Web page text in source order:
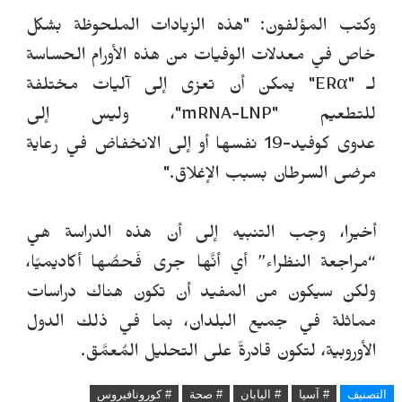
وكتب المؤلفون: "هذه الزيادات الملحوظة بشكل
خاص في معدلات الوفيات من هذه الأورام الحساسة
لـ "ERα" يمكن أن تعزى إلى آليات مختلفة
للتطعيم "mRNA-LNP"، وليس إلى
عدوى كوفيد
-19 نفسها أو إلى الانخفاض في رعاية
مرضى السرطان بسبب الإغلاق.
"
أخيرا، وجب التنبيه إلى أن هذه الدراسة هي
“مراجعة النظراء” أي أنَّها جرى فَحصُها أكاديميًا،
ولكن سيكون من المفيد أن تكون هناك دراسات
مماثلة في جميع البلدان، بما في ذلك الدول
الأوروبية، لتكون قادرةً على التحليل المُعمَّق.
التصنيف # آسيا # اليابان # صحة # كورونافيروس